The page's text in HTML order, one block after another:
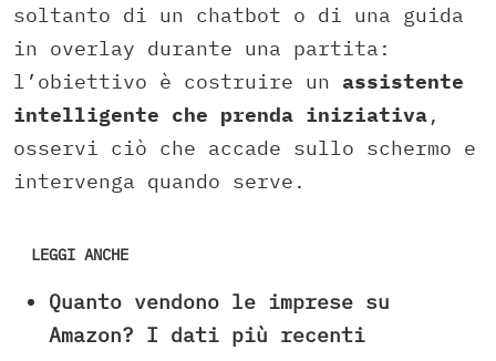
soltanto di un chatbot o di una guida
in overlay durante una partita:
l’obiettivo è costruire un assistente
intelligente che prenda iniziativa,
osservi ciò che accade sullo schermo e
intervenga quando serve.
LEGGI ANCHE
Quanto vendono le imprese su
Amazon? I dati più recenti